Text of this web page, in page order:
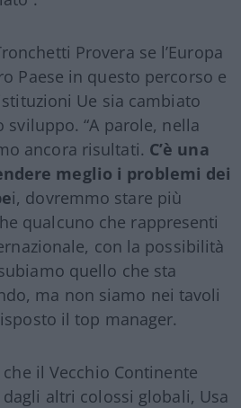
Provera se l’Europa
Paese in questo percorso e
Ue sia cambiato
“A parole, nella
ancora risultati. C’è una
meglio i problemi dei
i, dovremmo stare più
qualcuno che rappresenti
con la possibilità
quello che sta
ma non siamo nei tavoli
il top manager.
il Vecchio Continente
altri colossi globali, Usa